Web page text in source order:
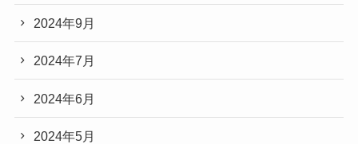
2024年9月
2024年7月
2024年6月
2024年5月